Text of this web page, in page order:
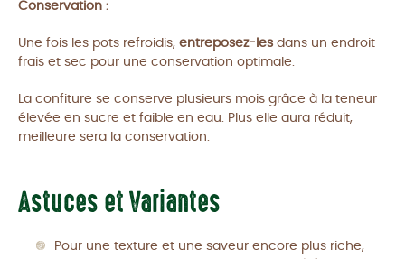
Conservation :
Une fois les pots refroidis, entreposez-les dans un endroit
frais et sec pour une conservation optimale.
La confiture se conserve plusieurs mois grâce à la teneur
élevée en sucre et faible en eau. Plus elle aura réduit,
meilleure sera la conservation.
Astuces et Variantes
Pour une texture et une saveur encore plus riche,